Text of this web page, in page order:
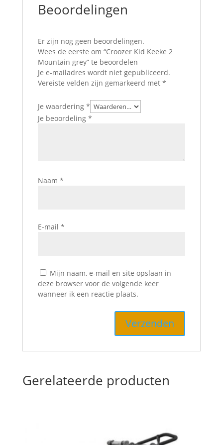
Beoordelingen
Er zijn nog geen beoordelingen.
Wees de eerste om “Croozer Kid Keeke 2
Mountain grey” te beoordelen
Je e-mailadres wordt niet gepubliceerd.
Vereiste velden zijn gemarkeerd met *
Je waardering *
Je beoordeling *
Naam *
E-mail *
Mijn naam, e-mail en site opslaan in
deze browser voor de volgende keer
wanneer ik een reactie plaats.
Gerelateerde producten